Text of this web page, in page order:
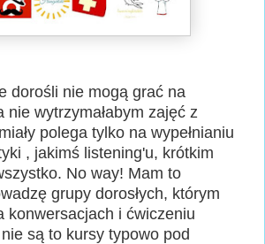
dorośli nie mogą grać na
nie wytrzymałabym zajęć z
polega tylko na wypełnianiu
, jakimś listening'u, krótkim
No way! Mam to
grupy dorosłych, którym
konwersacjach i ćwiczeniu
są to kursy typowo pod